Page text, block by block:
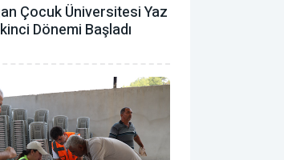
Çocuk Üniversitesi Yaz
Dönemi Başladı